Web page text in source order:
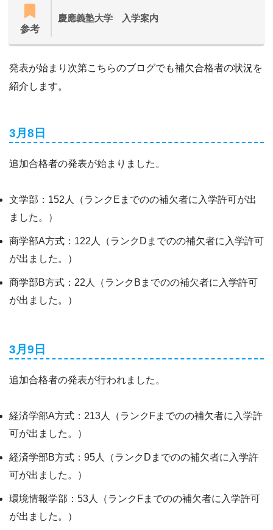
参考
慶應義塾大学 入学案内
発表が始まり次第こちらのブログでも補欠合格者の状況を
紹介します。
3月8日
追加合格者の発表が始まりました。
文学部：152人（ランクEまでのの補欠者に入学許可が出
ました。）
商学部A方式：122人（ランクDまでのの補欠者に入学許可
が出ました。）
商学部B方式：22人（ランクBまでのの補欠者に入学許可
が出ました。）
3月9日
追加合格者の発表が行われました。
経済学部A方式：213人（ランクFまでのの補欠者に入学許
可が出ました。）
経済学部B方式：95人（ランクDまでのの補欠者に入学許
可が出ました。）
環境情報学部：53人（ランクFまでのの補欠者に入学許可
が出ました。）